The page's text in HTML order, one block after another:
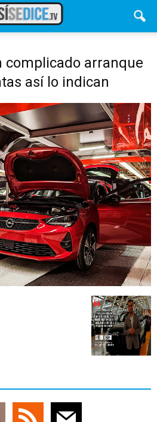
complicado arranque
así lo indican